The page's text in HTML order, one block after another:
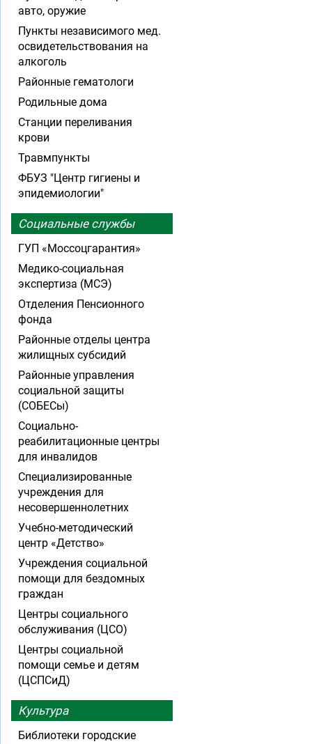
авто, оружие
Пункты независимого мед.
освидетельствования на
алкоголь
Районные гематологи
Родильные дома
Станции переливания
крови
Травмпункты
ФБУЗ "Центр гигиены и
эпидемиологии"
Социальные службы
ГУП «Моссоцгарантия»
Медико-социальная
экспертиза (МСЭ)
Отделения Пенсионного
фонда
Районные отделы центра
жилищных субсидий
Районные управления
социальной защиты
(СОБЕСы)
Социально-
реабилитационные центры
для инвалидов
Специализированные
учреждения для
несовершеннолетних
Учебно-методический
центр «Детство»
Учреждения социальной
помощи для бездомных
граждан
Центры социального
обслуживания (ЦСО)
Центры социальной
помощи семье и детям
(ЦСПСиД)
Культура
Библиотеки городские